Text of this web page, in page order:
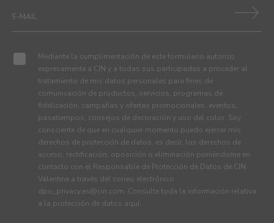
Mediante la cumplimentación de este formulario autorizo
expresamente a CIN y a todas sus participadas a proceder al
tratamiento de mis datos personales para fines de
comunicación de productos, servicios, programas de
fidelización, campañas y ofertas promocionales, eventos,
pasatiempos, consejos de decoración y uso del color. Soy
consciente de que en cualquier momento puedo ejercer mis
derechos de protección de datos, es decir, los derechos de
acceso, rectificación, oposición o eliminación poniéndome en
contacto con el Responsable de Protección de Datos de CIN
Valentine a través del correo electrónico
dpo_privacy.es@cin.com. Consulte toda la información relativa
a la protección de datos aquí.